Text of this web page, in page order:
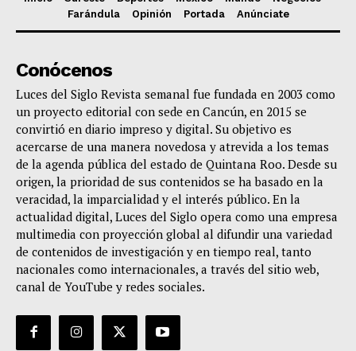
Farándula
Opinión Portada Anúnciate
Conócenos
Luces del Siglo Revista semanal fue fundada en 2003 como
un proyecto editorial con sede en Cancún, en 2015 se
convirtió en diario impreso y digital. Su objetivo es
acercarse de una manera novedosa y atrevida a los temas
de la agenda pública del estado de Quintana Roo. Desde su
origen, la prioridad de sus contenidos se ha basado en la
veracidad, la imparcialidad y el interés público. En la
actualidad digital, Luces del Siglo opera como una empresa
multimedia con proyección global al difundir una variedad
de contenidos de investigación y en tiempo real, tanto
nacionales como internacionales, a través del sitio web,
canal de YouTube y redes sociales.